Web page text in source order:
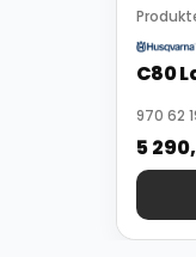
C80
970 62
5